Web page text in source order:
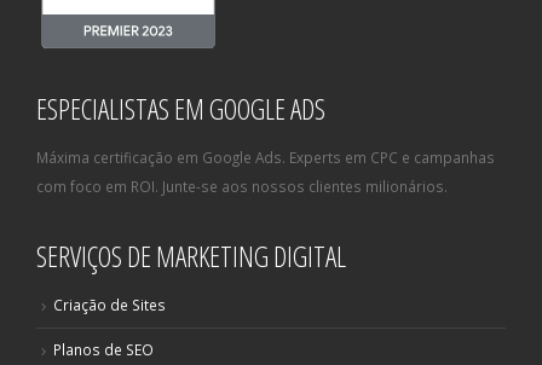
ESPECIALISTAS EM GOOGLE ADS
Máxima certificação em Google Ads. Experts em CPC e campanhas
com foco em ROI. Junte-se aos nossos clientes milionários.
SERVIÇOS DE MARKETING DIGITAL
Criação de Sites
Planos de SEO